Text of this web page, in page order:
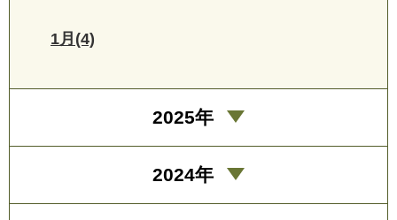
1月(4)
2025年
2024年